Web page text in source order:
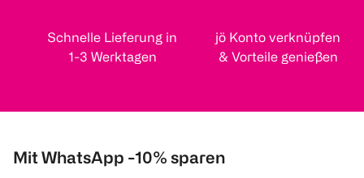
Schnelle Lieferung in
1-3 Werktagen
jö Konto verknüpfen
& Vorteile genießen
Mit WhatsApp -10% sparen